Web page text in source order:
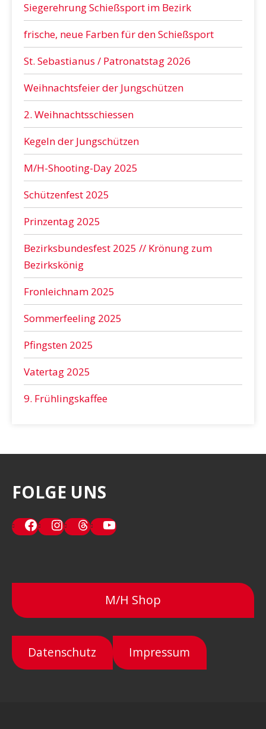
Siegerehrung Schießsport im Bezirk
frische, neue Farben für den Schießsport
St. Sebastianus / Patronatstag 2026
Weihnachtsfeier der Jungschützen
2. Weihnachtsschiessen
Kegeln der Jungschützen
M/H-Shooting-Day 2025
Schützenfest 2025
Prinzentag 2025
Bezirksbundesfest 2025 // Krönung zum
Bezirkskönig
Fronleichnam 2025
Sommerfeeling 2025
Pfingsten 2025
Vatertag 2025
9. Frühlingskaffee
FOLGE UNS
Facebook
Instagram
Threads
M/H Shop
Datenschutz Impressum